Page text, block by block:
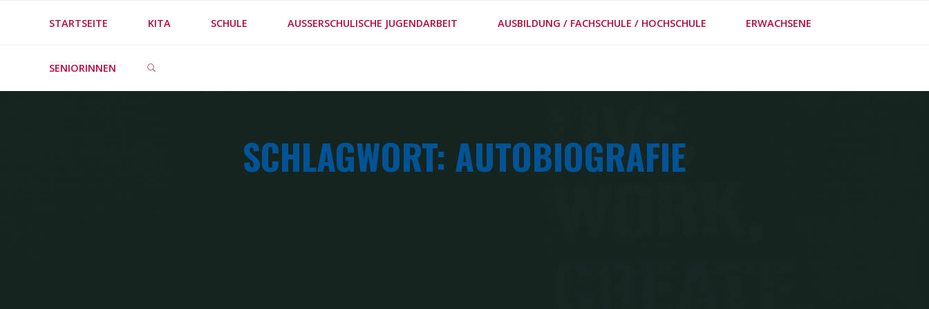
METHODENSTECKBRIEFE
STARTSEITE KITA SCHULE AUSSERSCHULISCHE JUGENDARBEIT AUSBILDUNG / FACHSCHULE / HOCHSCHULE ERWACHSENE
SENIORINNEN
SCHLAGWORT: AUTOBIOGRAFIE